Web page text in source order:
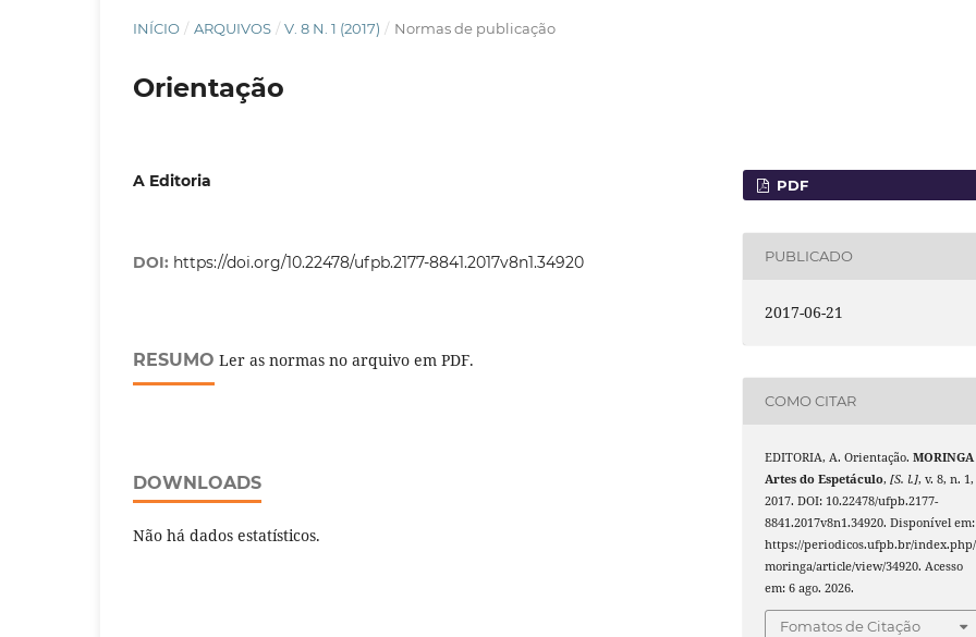
INÍCIO / ARQUIVOS / V. 8 N. 1 (2017) / Normas de publicação
Orientação
A Editoria
DOI: https://doi.org/10.22478/ufpb.2177-8841.2017v8n1.34920
RESUMO Ler as normas no arquivo em PDF.
DOWNLOADS
Não há dados estatísticos.
PDF
PUBLICADO
2017-06-21
COMO CITAR
EDITORIA, A. Orientação.MORINGA
Artes do Espetáculo,[S. l.], v. 8, n. 1,
2017. DOI: 10.22478/ufpb.2177-
8841.2017v8n1.34920. Disponível em:
https://periodicos.ufpb.br/index.php/
moringa/article/view/34920. Acesso
em: 6 ago. 2026.
Fomatos de Citação